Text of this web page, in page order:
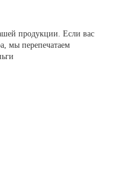
продукции. Если вас
мы перепечатаем